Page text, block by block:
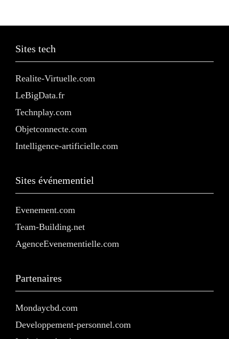
Sites tech
Realite-Virtuelle.com
LeBigData.fr
Technplay.com
Objetconnecte.com
Intelligence-artificielle.com
Sites événementiel
Evenement.com
Team-Building.net
AgenceEvenementielle.com
Partenaires
Mondaycbd.com
Developpement-personnel.com